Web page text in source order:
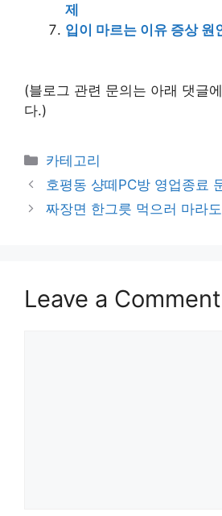
제
입이 마르는 이유 증상 원
(블로그 관련 문의는 아래 댓글
다.)
Categories
카테고리
호평동 샹떼PC방 영업종료
짜장면 한그릇 먹으러 마라
Leave a Comment